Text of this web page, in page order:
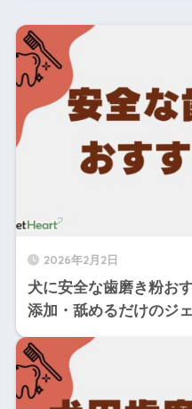
2026年2月2日
犬に安全な歯磨き粉お
添加・舐めるだけのジ